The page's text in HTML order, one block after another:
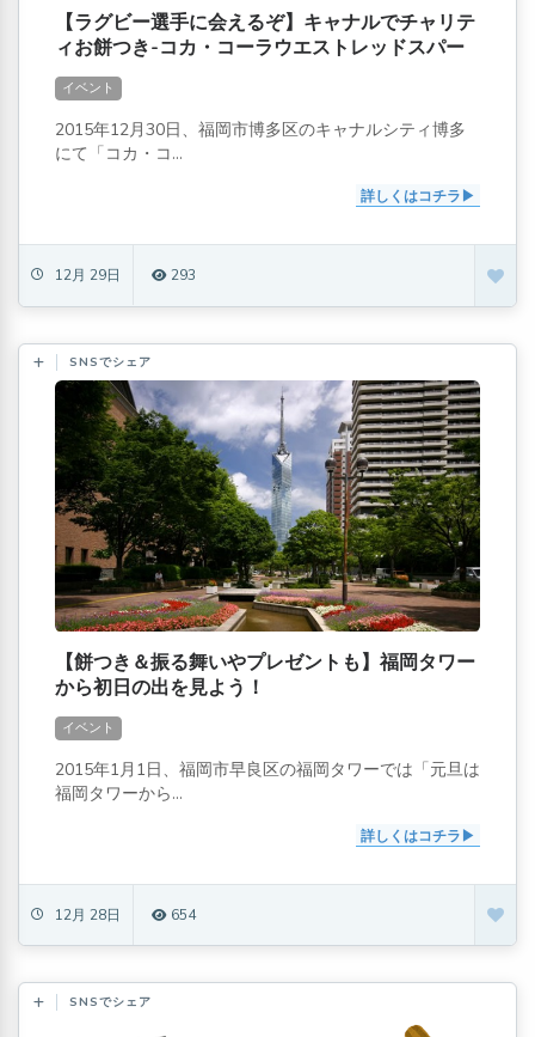
【ラグビー選手に会えるぞ】キャナルでチャリテ
ィお餅つき-コカ・コーラウエストレッドスパー
クス
イベント
2015年12月30日、福岡市博多区のキャナルシティ博多
にて「コカ・コ...
詳しくはコチラ
12月 29日 293
SNSでシェア
【餅つき＆振る舞いやプレゼントも】福岡タワー
から初日の出を見よう！
イベント
2015年1月1日、福岡市早良区の福岡タワーでは「元旦は
福岡タワーから...
詳しくはコチラ
12月 28日 654
SNSでシェア